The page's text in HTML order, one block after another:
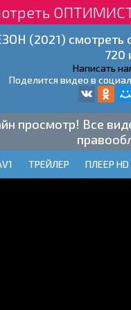
(2021) смотреть
720
Написать
Поделится видео в
просмотр! Все
ТРЕЙЛЕР ПЛЕЕР HD